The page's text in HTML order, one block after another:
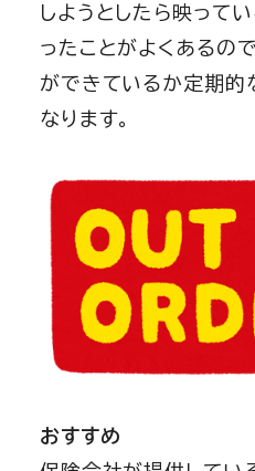
しようとしたら映って
ったことがよくあるの
ができているか定期的
なります。
おすすめ